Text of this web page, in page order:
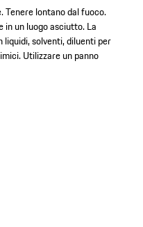
Tenere lontano dal fuoco.
un luogo asciutto. La
liquidi, solventi, diluenti per
Utilizzare un panno